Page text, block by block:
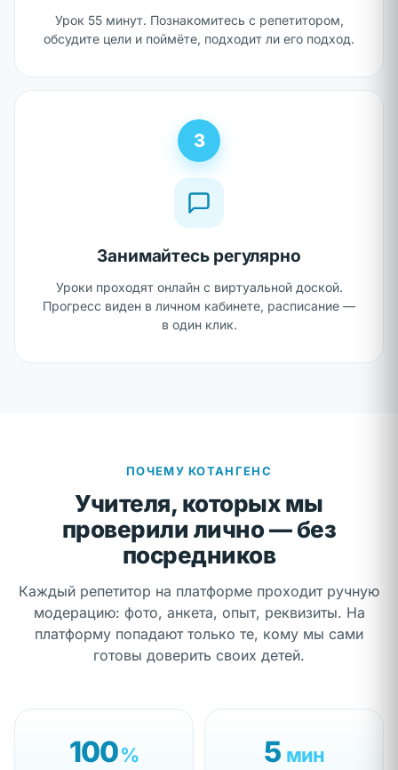
Урок 55 минут. Познакомитесь с репетитором,
обсудите цели и поймёте, подходит ли его подход.
3
Занимайтесь регулярно
Уроки проходят онлайн с виртуальной доской.
Прогресс виден в личном кабинете, расписание —
в один клик.
ПОЧЕМУ КОТАНГЕНС
Учителя, которых мы
проверили лично — без
посредников
Каждый репетитор на платформе проходит ручную
модерацию: фото, анкета, опыт, реквизиты. На
платформу попадают только те, кому мы сами
готовы доверить своих детей.
100% 5 мин